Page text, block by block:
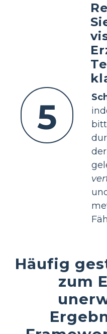
5
Häufig
zum